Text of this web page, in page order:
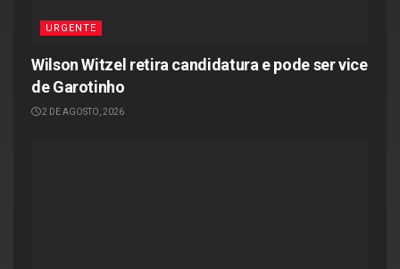
URGENTE
Wilson Witzel retira candidatura e pode ser vice
de Garotinho
2 DE AGOSTO, 2026